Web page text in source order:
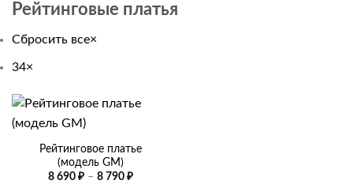
Рейтинговые платья
Сбросить все×
34×
Рейтинговое платье
(модель GM)
8 690 ₽ – 8 790 ₽Диапазон